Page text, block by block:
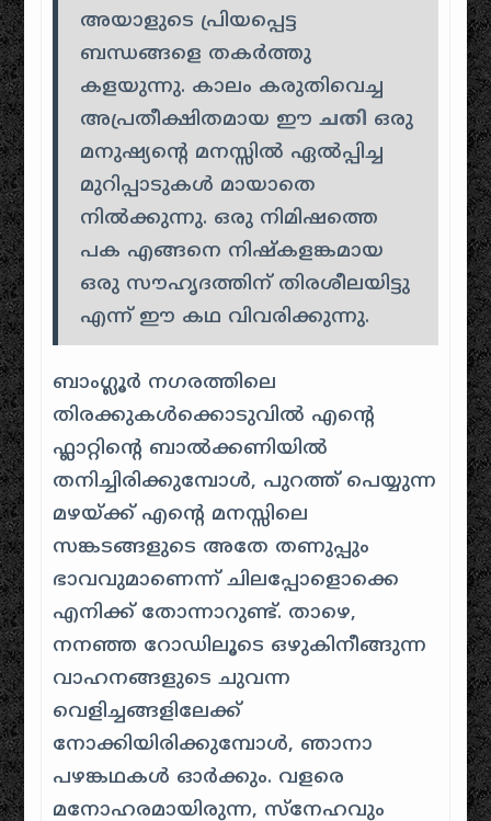
അയാളുടെ പ്രിയപ്പെട്ട
ബന്ധങ്ങളെ തകർത്തു
കളയുന്നു. കാലം കരുതിവെച്ച
അപ്രതീക്ഷിതമായ ഈചതി ഒരു
മനുഷ്യൻ്റെ മനസ്സിൽ ഏൽപ്പിച്ച
മുറിപ്പാടുകൾ മായാതെ
നിൽക്കുന്നു. ഒരു നിമിഷത്തെ
പക എങ്ങനെ നിഷ്കളങ്കമായ
ഒരു സൗഹൃദത്തിന് തിരശീലയിട്ടു
എന്ന് ഈ കഥ വിവരിക്കുന്നു.
ബാംഗ്ലൂർ നഗരത്തിലെ
തിരക്കുകൾക്കൊടുവിൽ എൻ്റെ
ഫ്ലാറ്റിൻ്റെ ബാൽക്കണിയിൽ
തനിച്ചിരിക്കുമ്പോൾ, പുറത്ത് പെയ്യുന്ന
മഴയ്ക്ക് എൻ്റെ മനസ്സിലെ
സങ്കടങ്ങളുടെ അതേ തണുപ്പും
ഭാവവുമാണെന്ന് ചിലപ്പോളൊക്കെ
എനിക്ക് തോന്നാറുണ്ട്. താഴെ,
നനഞ്ഞ റോഡിലൂടെ ഒഴുകിനീങ്ങുന്ന
വാഹനങ്ങളുടെ ചുവന്ന
വെളിച്ചങ്ങളിലേക്ക്
നോക്കിയിരിക്കുമ്പോൾ, ഞാനാ
പഴങ്കഥകൾ ഓർക്കും. വളരെ
മനോഹരമായിരുന്ന, സ്നേഹവും